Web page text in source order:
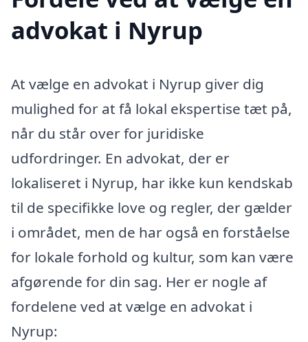
advokat i Nyrup
At vælge en advokat i Nyrup giver dig
mulighed for at få lokal ekspertise tæt på,
når du står over for juridiske
udfordringer. En advokat, der er
lokaliseret i Nyrup, har ikke kun kendskab
til de specifikke love og regler, der gælder
i området, men de har også en forståelse
for lokale forhold og kultur, som kan være
afgørende for din sag. Her er nogle af
fordelene ved at vælge en advokat i
Nyrup: